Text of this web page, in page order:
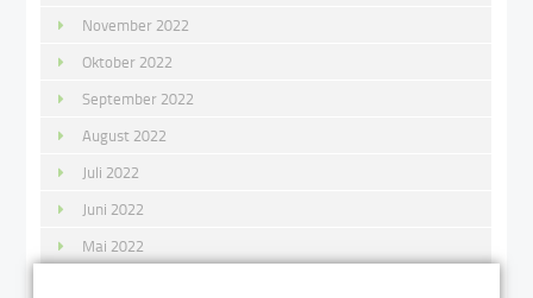
November 2022
Oktober 2022
September 2022
August 2022
Juli 2022
Juni 2022
Mai 2022